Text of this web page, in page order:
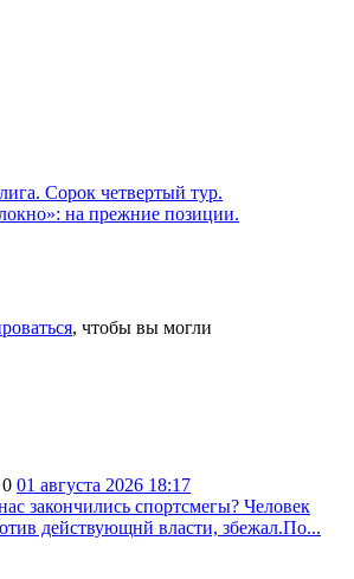
Сорок четвертый тур.
на прежние позиции.
, чтобы вы могли
0 01 августа 2026 18:17
закончились спортсмегы? Человек
действующнй власти, збежал.По...